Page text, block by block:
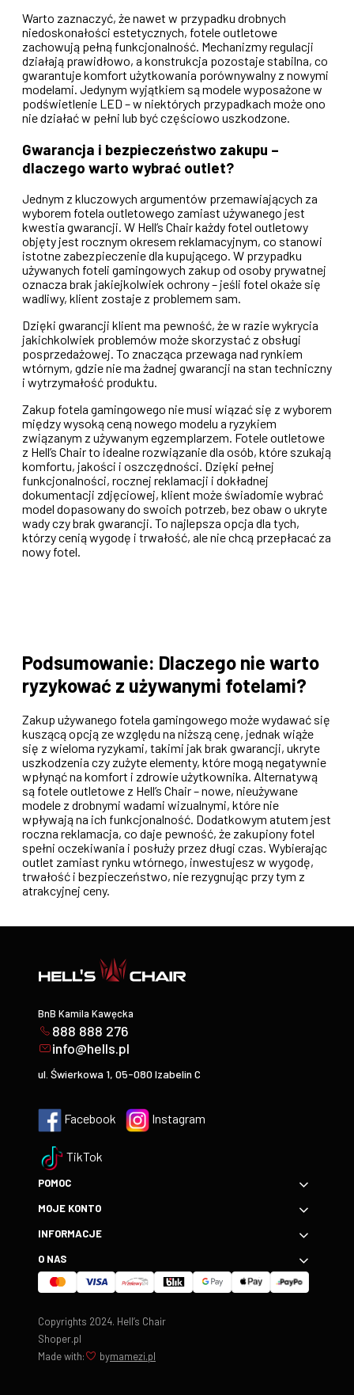
Warto zaznaczyć, że nawet w przypadku drobnych
niedoskonałości estetycznych, fotele outletowe
zachowują pełną funkcjonalność. Mechanizmy regulacji
działają prawidłowo, a konstrukcja pozostaje stabilna, co
gwarantuje komfort użytkowania porównywalny z nowymi
modelami. Jedynym wyjątkiem są modele wyposażone w
podświetlenie LED – w niektórych przypadkach może ono
nie działać w pełni lub być częściowo uszkodzone.
Gwarancja i bezpieczeństwo zakupu –
dlaczego warto wybrać outlet?
Jednym z kluczowych argumentów przemawiających za
wyborem fotela outletowego zamiast używanego jest
kwestia gwarancji. W Hell’s Chair każdy fotel outletowy
objęty jest rocznym okresem reklamacyjnym, co stanowi
istotne zabezpieczenie dla kupującego. W przypadku
używanych foteli gamingowych zakup od osoby prywatnej
oznacza brak jakiejkolwiek ochrony – jeśli fotel okaże się
wadliwy, klient zostaje z problemem sam.
Dzięki gwarancji klient ma pewność, że w razie wykrycia
jakichkolwiek problemów może skorzystać z obsługi
posprzedażowej. To znacząca przewaga nad rynkiem
wtórnym, gdzie nie ma żadnej gwarancji na stan techniczny
i wytrzymałość produktu.
Zakup fotela gamingowego nie musi wiązać się z wyborem
między wysoką ceną nowego modelu a ryzykiem
związanym z używanym egzemplarzem. Fotele outletowe
z Hell’s Chair to idealne rozwiązanie dla osób, które szukają
komfortu, jakości i oszczędności. Dzięki pełnej
funkcjonalności, rocznej reklamacji i dokładnej
dokumentacji zdjęciowej, klient może świadomie wybrać
model dopasowany do swoich potrzeb, bez obaw o ukryte
wady czy brak gwarancji. To najlepsza opcja dla tych,
którzy cenią wygodę i trwałość, ale nie chcą przepłacać za
nowy fotel.
Podsumowanie: Dlaczego nie warto
ryzykować z używanymi fotelami?
Zakup używanego fotela gamingowego może wydawać się
kuszącą opcją ze względu na niższą cenę, jednak wiąże
się z wieloma ryzykami, takimi jak brak gwarancji, ukryte
uszkodzenia czy zużyte elementy, które mogą negatywnie
wpłynąć na komfort i zdrowie użytkownika. Alternatywą
są fotele outletowe z Hell’s Chair – nowe, nieużywane
modele z drobnymi wadami wizualnymi, które nie
wpływają na ich funkcjonalność. Dodatkowym atutem jest
roczna reklamacja, co daje pewność, że zakupiony fotel
spełni oczekiwania i posłuży przez długi czas. Wybierając
outlet zamiast rynku wtórnego, inwestujesz w wygodę,
trwałość i bezpieczeństwo, nie rezygnując przy tym z
atrakcyjnej ceny.
BnB Kamila Kawęcka
888 888 276
info@hells.pl
ul. Świerkowa 1, 05-080 Izabelin C
Facebook Instagram
TikTok
POMOC
MOJE KONTO
INFORMACJE
O NAS
Copyrights 2024. Hell’s Chair
Shoper.pl
Made with:
bymamezi.pl